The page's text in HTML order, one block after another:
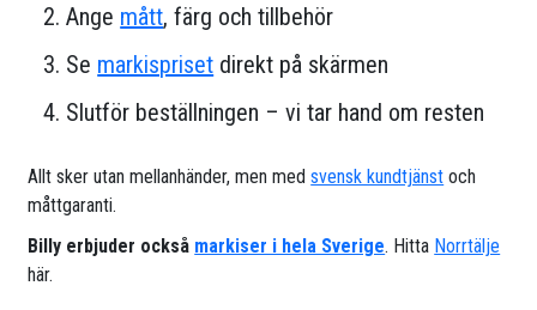
Ange mått, färg och tillbehör
Se markispriset direkt på skärmen
Slutför beställningen – vi tar hand om resten
Allt sker utan mellanhänder, men medsvensk kundtjänst och
måttgaranti.
Billy erbjuder också markiser i hela Sverige. Hitta Norrtälje
här.